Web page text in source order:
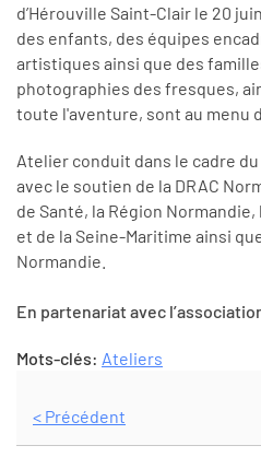
d’Hérouville Saint-Clair le 20
des enfants, des équipes
artistiques ainsi que des
photographies des fresques,
toute l'aventure, sont au menu
Atelier conduit dans le cadre
avec le soutien de la DRAC
de Santé, la Région
et de la Seine-Maritime ainsi
Normandie.
En partenariat avec
Mots-clés: Ateliers
< Précédent